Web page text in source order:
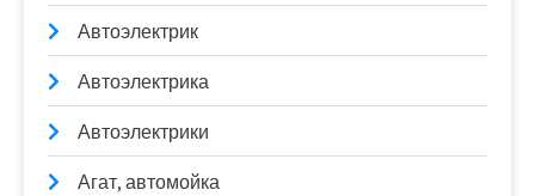
Автоэлектрик
Автоэлектрика
Автоэлектрики
Агат, автомойка